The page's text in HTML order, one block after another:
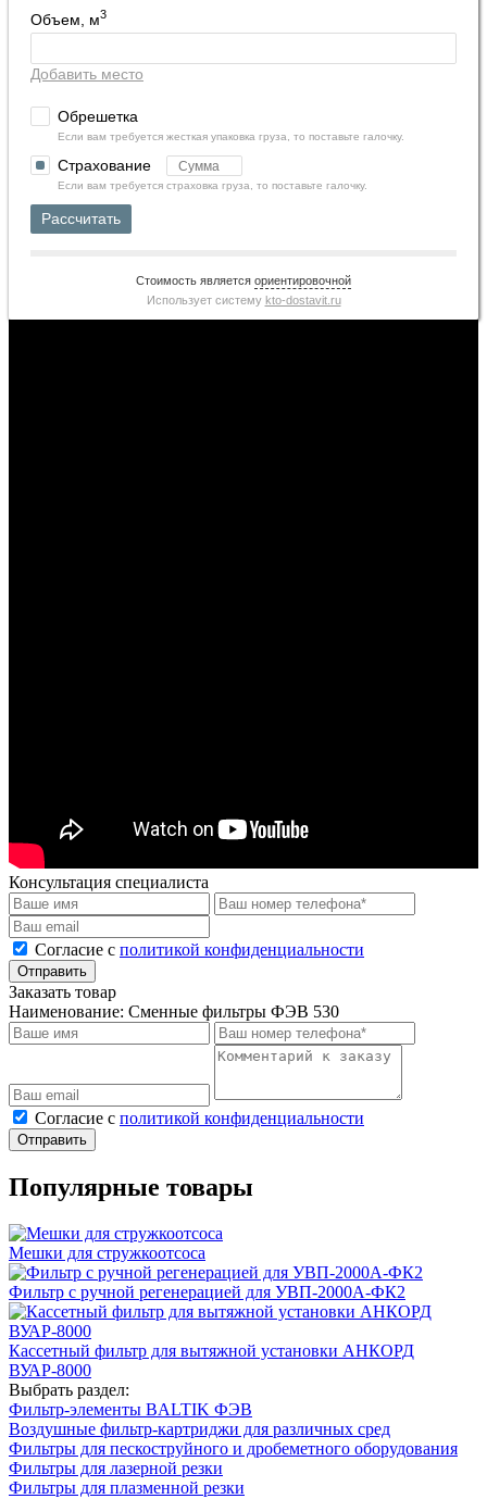
Объем, м3
Добавить место
Обрешетка
Если вам требуется жесткая упаковка груза, то поставьте галочку.
Страхование
Если вам требуется страховка груза, то поставьте галочку.
Рассчитать
Стоимость является ориентировочной
Использует систему kto-dostavit.ru
Консультация специалиста
Cогласие с политикой конфиденциальности
Отправить
Заказать товар
Наименование: Сменные фильтры ФЭВ 530
Cогласие с политикой конфиденциальности
Отправить
Популярные товары
Мешки для стружкоотсоса
Фильтр с ручной регенерацией для УВП-2000А-ФК2
Кассетный фильтр для вытяжной установки АНКОРД
ВУАР-8000
Выбрать раздел:
Фильтр-элементы BALTIK ФЭВ
Воздушные фильтр-картриджи для различных сред
Фильтры для пескоструйного и дробеметного оборудования
Фильтры для лазерной резки
Фильтры для плазменной резки